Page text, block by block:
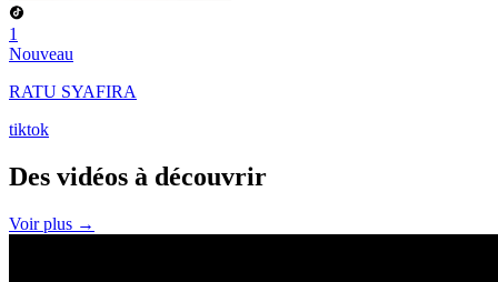
1
Nouveau
RATU SYAFIRA
tiktok
Des vidéos à découvrir
Voir plus →